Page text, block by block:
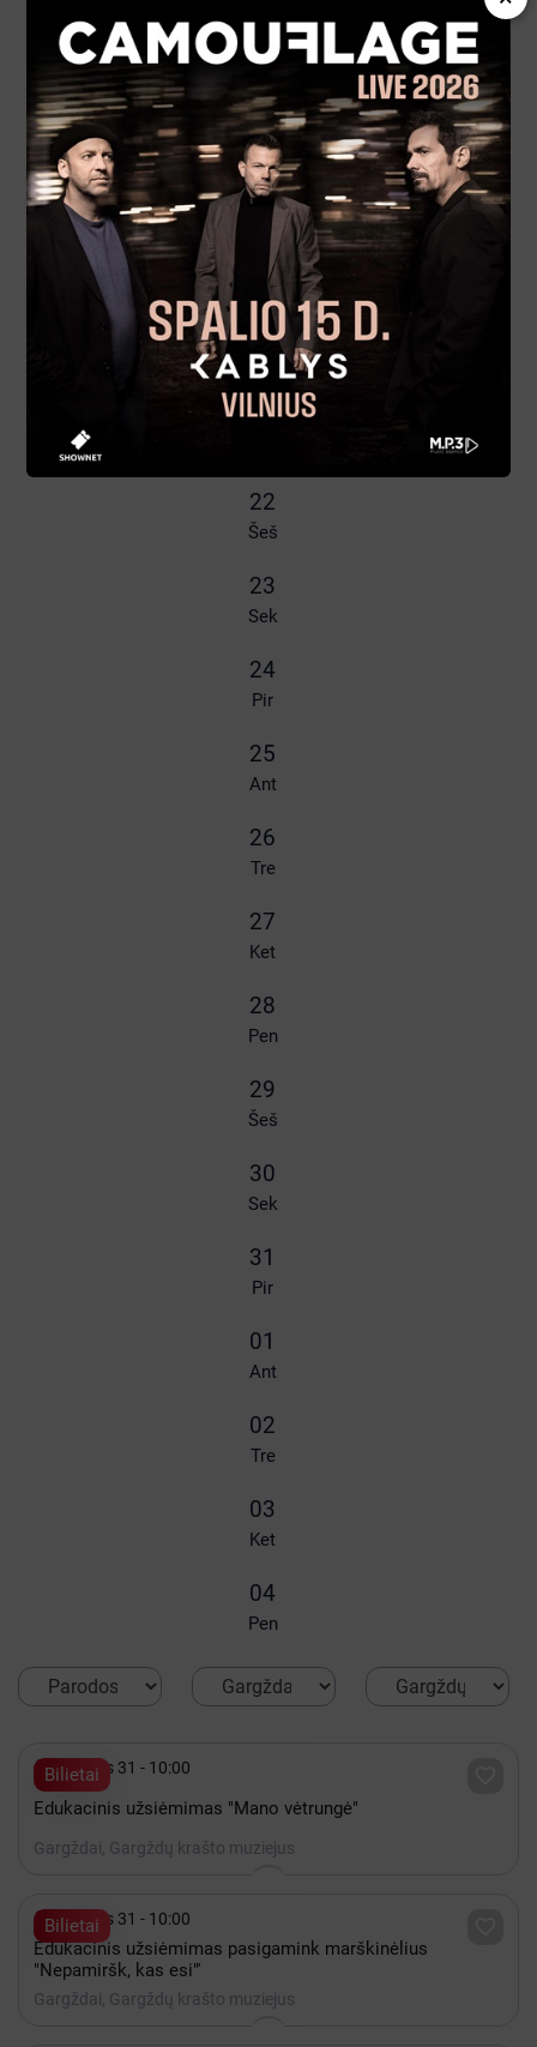
Sek
17
Pir
18
Ant
19
Tre
20
Ket
21
22
Šeš
23
Sek
24
Pir
25
Ant
26
Tre
27
Ket
28
Pen
29
Šeš
30
Sek
31
Pir
01
Ant
02
Tre
03
Ket
04
Pen
Bilietai
 Gruodis 31 - 10:00
Edukacinis užsiėmimas "Mano vėtrungė"
Gargždai, Gargždų krašto muziejus
Bilietai
 Gruodis 31 - 10:00
Edukacinis užsiėmimas pasigamink marškinėlius
"Nepamiršk, kas esi"'
Gargždai, Gargždų krašto muziejus